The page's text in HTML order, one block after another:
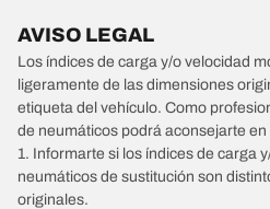
AVISO LEGAL
Los índices de carga y/o velocidad
ligeramente de las dimensiones
etiqueta del vehículo. Como
de neumáticos podrá aconsejarte
1. Informarte si los índices de carga
neumáticos de sustitución son
originales.